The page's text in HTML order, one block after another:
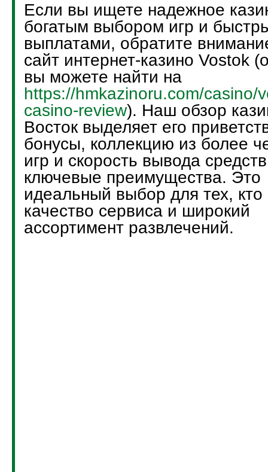
Если вы ищете надежное
богатым выбором игр и
выплатами, обратите
сайт интернет-казино Vostok
вы можете найти на
https://hmkazinoru.com/casino/
casino-review). Наш обзор
Восток выделяет его
бонусы, коллекцию из более
игр и скорость вывода
ключевые преимущества. Это
идеальный выбор для тех, кто
качество сервиса и широкий
ассортимент развлечений.